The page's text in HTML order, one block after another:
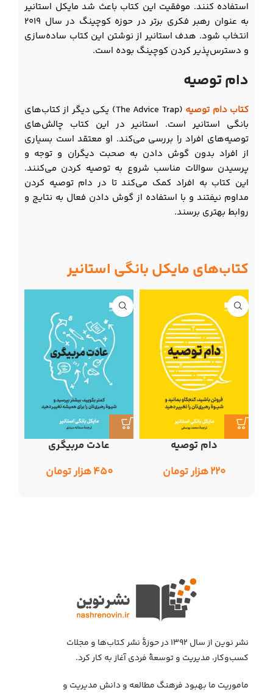
استفاده کنند. موفقیت این کتاب باعث شد مایکل استانیر
به عنوان رهبر فکری برتر در حوزه کوچینگ در سال ۲۰۱۹
انتخاب شود. هدف استانیر از نوشتن این کتاب ساده‌سازی
و دسترس‌پذیر کردن کوچینگ بوده است.
دام توصیه
کتاب دام توصیه
(The Advice Trap) یکی دیگر از کتاب‌های
بانگی استانیر است. استانیر در این کتاب چالش‌های
توصیه‌های افراد را بررسی می‌کند. او معتقد است بسیاری
از افراد بدون گوش دادن به صحبت دیگران و توجه و
پرسیدن سوالات مناسب شروع به توصیه کردن می‌کنند.
این کتاب به افراد کمک می‌کند تا در دام توصیه کردن
مداوم نیفتند و با استفاده از گوش دادن فعال به نتایج و
روابط بهتری برسند.
کتاب‌های مایکل بانگی استانیر
دام توصیه
۲۲۰هزار تومان
عادت مربیگری
۴۵۰هزار تومان
نشر نوین از سال ۱۳۹۲ در حوزهٔ نشر کتاب‌ها و مجلات
کسب‌وکار، مدیریت و توسعهٔ فردی آغاز به کار کرد.
ماموریت ما بهبود فرهنگ مطالعه و دانش مدیریت و